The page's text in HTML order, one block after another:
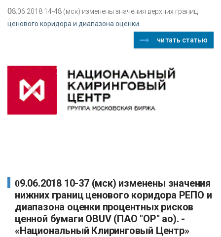
08.06.2018 14-48 (мск) изменены значения верхних границ
ценового коридора и диапазона оценки
читать статью
09.06.2018 10-37 (мск) изменены значения
нижних границ ценового коридора РЕПО и
диапазона оценки процентных рисков
ценной бумаги OBUV (ПАО "ОР" ао). -
«Национальный Клиринговый Центр»